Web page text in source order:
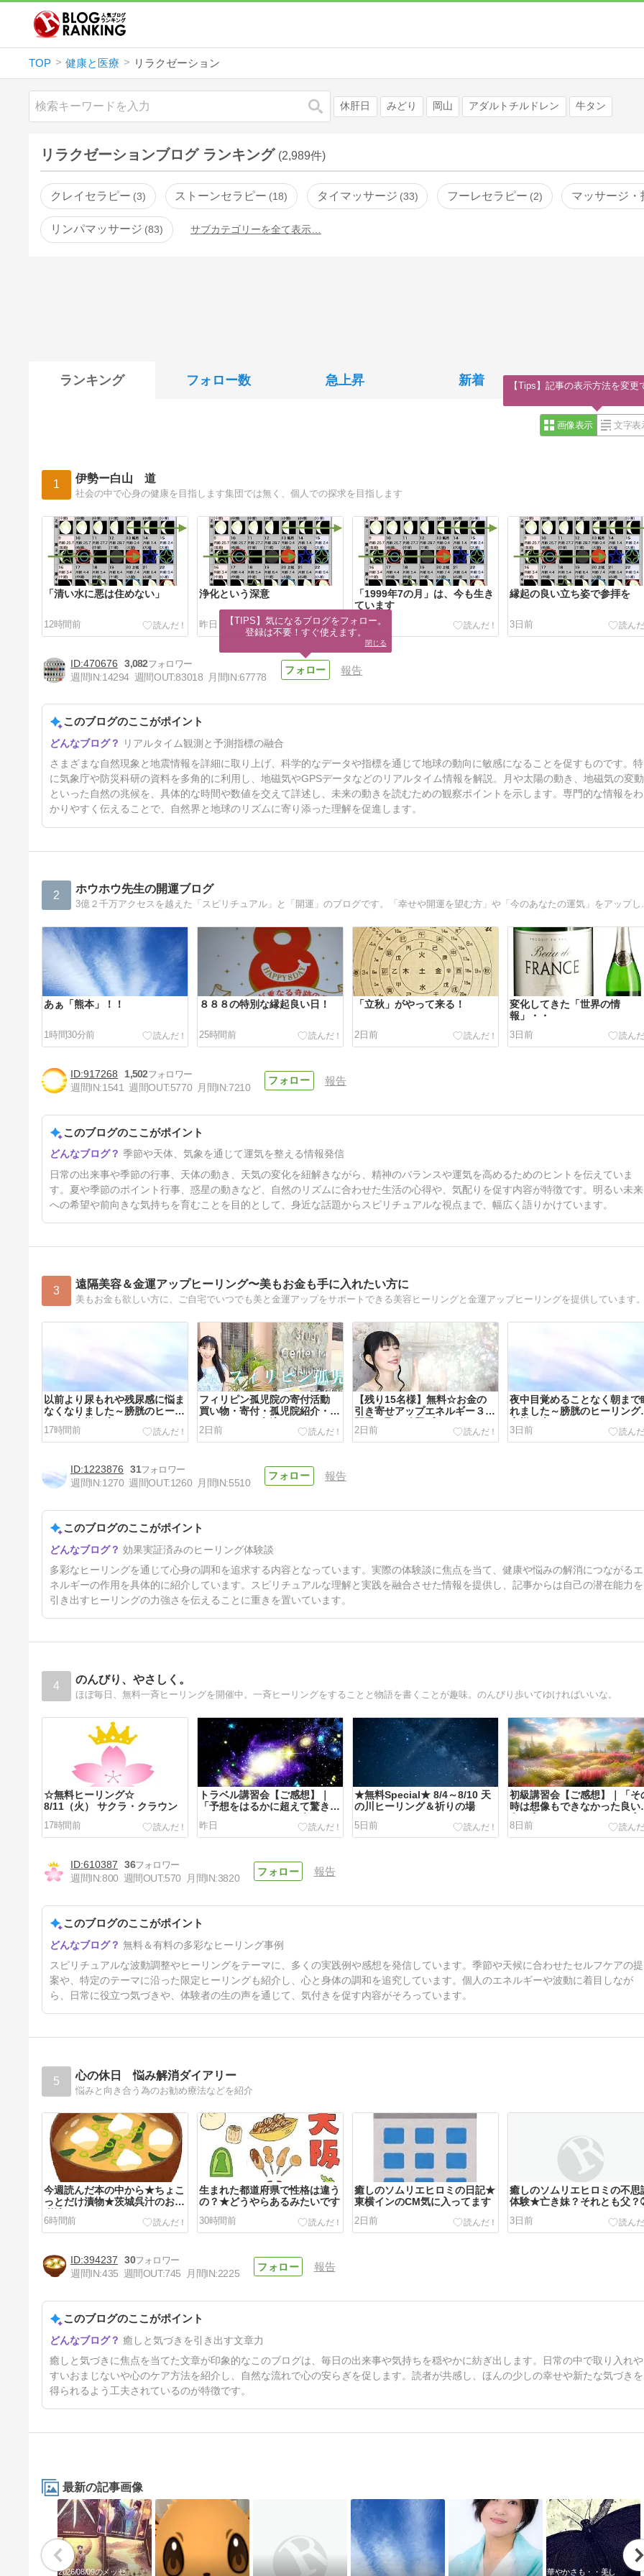
TOP 健康と医療 リラクゼーション
検索 休肝日 みどり 岡山 アダルトチルドレン 牛タン
リラクゼーションブログ ランキング (2,989件)
クレイセラピー 3 ストーンセラピー 18 タイマッサージ 33 フーレセラピー 2 マッサージ・
リンパマッサージ 83 サブカテゴリーを全て表示…
ランキング フォロー数 急上昇 新着
画像表示 文字表
1 伊勢ー白山 道
社会の中で心身の健康を目指します集団では無く、個人での探求を目指します
「清い水に悪は住めない」
12時間前
浄化という深意
昨日
「1999年7の月」は、今も生き
ています
2日前
縁起の良い立ち姿で参拝を
3日前
過去に自分が産み出した「思
い」に注意
4日前
470676
3,082
週間IN:14294 週間OUT:83018 月間IN:67778
報告
このブログのここがポイント
リアルタイム観測と予測指標の融合
さまざまな自然現象と地震情報を詳細に取り上げ、科学的なデータや指標を通じて地球の動向に敏感になることを促すものです。特
に気象庁や防災科研の資料を多角的に利用し、地磁気やGPSデータなどのリアルタイム情報を解説。月や太陽の動き、地磁気の変動
といった自然の兆候を、具体的な時間や数値を交えて詳述し、未来の動きを読むための観察ポイントを示します。専門的な情報をわ
かりやすく伝えることで、自然界と地球のリズムに寄り添った理解を促進します。
2 ホウホウ先生の開運ブログ
3億２千万アクセスを越えた
あぁ「熊本」！！
1時間30分前
８８８の特別な縁起良い日！
25時間前
「立秋」がやって来る！
2日前
変化してきた「世界の情
報」・・
3日前
熊本地震の後で・・
5日前
917268
1,502
週間IN:1541 週間OUT:5770 月間IN:7210
報告
このブログのここがポイント
季節や天体、気象を通じて運気を整える情報発信
日常の出来事や季節の行事、天体の動き、天気の変化を紐解きながら、精神のバランスや運気を高めるためのヒントを伝えていま
す。夏や季節のポイント行事、惑星の動きなど、自然のリズムに合わせた生活の心得や、気配りを促す内容が特徴です。明るい未来
への希望や前向きな気持ちを育むことを目的として、身近な話題からスピリチュアルな視点まで、幅広く語りかけています。
3 遠隔美容＆金運アップヒーリング〜美もお金も手に入れたい方に
以前より尿もれや残尿感に悩ま
なくなりました～膀胱のヒーリ
ングお客様の声
17時間前
フィリピン孤児院の寄付活動
買い物・寄付・孤児院紹介・子
どもたちとの交流
2日前
【残り15名様】無料☆お金の
引き寄せアップエネルギー３日
間受け取り放題プレゼントキャ
ンペーン
2日前
夜中目覚めることなく朝まで
れました～膀胱のヒーリング
客様の声
3日前
定員になりました☆フェムケア
ヒーリングモニターさん募集の
3日前
1223876
31
週間IN:1270 週間OUT:1260 月間IN:5510
報告
このブログのここがポイント
効果実証済みのヒーリング体験談
多彩なヒーリングを通じて心身の調和を追求する内容となっています。実際の体験談に焦点を当て、健康や悩みの解消につながるエ
ネルギーの作用を具体的に紹介しています。スピリチュアルな理解と実践を融合させた情報を提供し、記事からは自己の潜在能力を
引き出すヒーリングの力強さを伝えることに重きを置いています。
4 のんびり、やさしく。
ほぼ毎日、無料一斉ヒーリングを開催中。一斉ヒーリングをすることと物語を書くことが趣味。のんびり歩いてゆければいいな。
☆無料ヒーリング☆
8/11（火） サクラ・クラウン
17時間前
トラベル講習会【ご感想】｜
「予想をはるかに超えて驚きな
がらも、めちゃくちゃ楽しくて
あっという間過ぎでした✨」
昨日
★無料Special★ 8/4～8/10 天
の川ヒーリング＆祈りの場
5日前
初級講習会【ご感想】｜「そ
時は想像もできなかった良い
向へ変わったとあらためて実
できました。」
8日前
☆無料ヒーリング☆ 8/4（火）
サクラ・クラウン
8日前
610387
36
週間IN:800 週間OUT:570 月間IN:3820
報告
このブログのここがポイント
無料＆有料の多彩なヒーリング事例
スピリチュアルな波動調整やヒーリングをテーマに、多くの実践例や感想を発信しています。季節や天候に合わせたセルフケアの提
案や、特定のテーマに沿った限定ヒーリングも紹介し、心と身体の調和を追究しています。個人のエネルギーや波動に着目しなが
ら、日常に役立つ気づきや、体験者の生の声を通じて、気付きを促す内容がそろっています。
5 心の休日 悩み解消ダイアリー
悩みと向き合う為のお勧め療法などを紹介
今週読んだ本の中から★ちょこ
っとだけ漬物★茨城呉汁のお味
噌汁
6時間前
生まれた都道府県で性格は違う
の？★どうやらあるみたいです
30時間前
癒しのソムリエヒロミの日記★
東横インのCM気に入ってます
2日前
癒しのソムリエヒロミの不思
体験★亡き妹？それとも父
3日前
癒しのソムリエヒロミの不思議
体験★亡き妹？それとも父？①
4日前
394237
30
週間IN:435 週間OUT:745 月間IN:2225
報告
このブログのここがポイント
癒しと気づきを引き出す文章力
癒しと気づきに焦点を当てた文章が印象的なこのブログは、毎日の出来事や気持ちを穏やかに紡ぎ出します。日常の中で取り入れや
すいおまじないや心のケア方法を紹介し、自然な流れで心の安らぎを促します。読者が共感し、ほんの少しの幸せや新たな気づきを
得られるよう工夫されているのが特徴です。
最新の記事画像
2026/08/09のメッセ 華やかさも・・美し
【TIPS】気になるブログをフォロー。
登録は不要！すぐ使えます。
閉じる
【Tips】記事の表示方法を変更